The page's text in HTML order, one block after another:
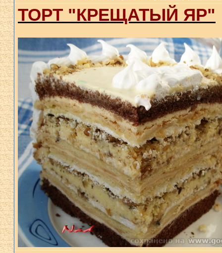
ТОРТ "КРЕЩАТЫЙ ЯР"